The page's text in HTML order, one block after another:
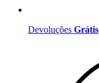
Devoluções Grátis